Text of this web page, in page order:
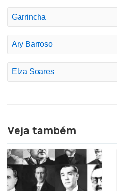
Garrincha
Ary Barroso
Elza Soares
Veja também